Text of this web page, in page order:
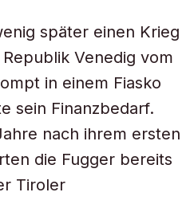
später einen Krieg
Venedig vom
in einem Fiasko
sein Finanzbedarf.
nach ihrem ersten
die Fugger bereits
Tiroler